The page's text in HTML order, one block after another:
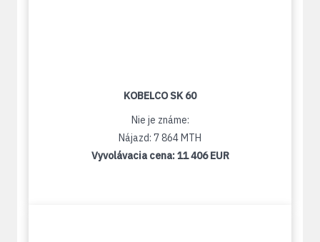
KOBELCO SK 60
Nie je známe:
Nájazd: 7 864 MTH
Vyvolávacia cena:11 406 EUR